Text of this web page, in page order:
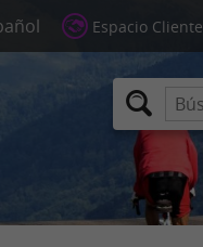
Espacio Cliente